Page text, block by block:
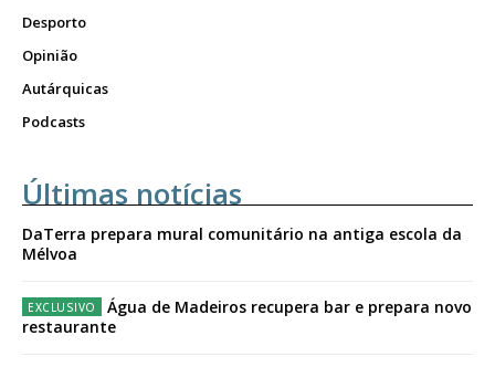
Desporto
Opinião
Autárquicas
Podcasts
Últimas notícias
DaTerra prepara mural comunitário na antiga escola da
Mélvoa
Água de Madeiros recupera bar e prepara novo
restaurante